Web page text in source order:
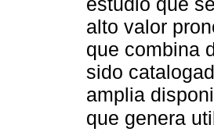
alto valor
que combina
sido
amplia
que genera